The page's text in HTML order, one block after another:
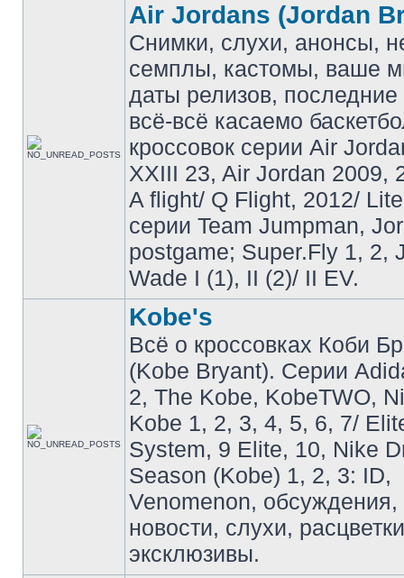
Air Jordans (Jordan
Снимки, слухи, анонсы,
семплы, кастомы, ваше
даты релизов, последние
всё-всё касаемо
кроссовок серии Air
XXIII 23, Air Jordan 2009,
A flight/ Q Flight, 2012/
серии Team Jumpman,
postgame; Super.Fly 1, 2,
Wade I (1), II (2)/ II EV.
Kobe's
Всё о кроссовках Коби
(Kobe Bryant). Серии
2, The Kobe, KobeTWO,
Kobe 1, 2, 3, 4, 5, 6, 7/
System, 9 Elite, 10, Nike
Season (Kobe) 1, 2, 3: ID,
Venomenon,
новости, слухи,
эксклюзивы.